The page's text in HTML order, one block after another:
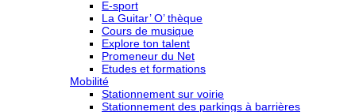
E-sport
La Guitar’ O’ thèque
Cours de musique
Explore ton talent
Promeneur du Net
Etudes et formations
Mobilité
Stationnement sur voirie
Stationnement des parkings à barrières